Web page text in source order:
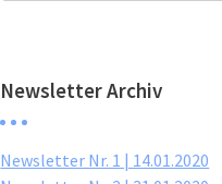
Newsletter Archiv
Newsletter Nr. 1 | 14.01.2020